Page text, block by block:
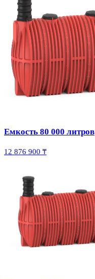
Емкость 80 000 литров
12 876 900 ₸